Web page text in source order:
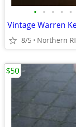
• • • • •
8/5 Northern RI
$50